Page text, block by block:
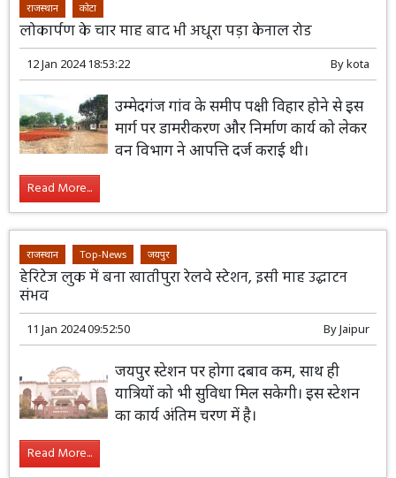
राजस्थान कोटा
लोकार्पण के चार माह बाद भी अधूरा पड़ा केनाल रोड
12 Jan 2024 18:53:22 Bykota
उम्मेदगंज गांव के समीप पक्षी विहार होने से इस
मार्ग पर डामरीकरण और निर्माण कार्य को लेकर
वन विभाग ने आपत्ति दर्ज कराई थी।
Read More...
राजस्थान Top-News जयपुर
हेरिटेज लुक में बना खातीपुरा रेलवे स्टेशन, इसी माह उद्घाटन
संभव
11 Jan 2024 09:52:50 ByJaipur
जयपुर स्टेशन पर होगा दबाव कम, साथ ही
यात्रियों को भी सुविधा मिल सकेगी। इस स्टेशन
का कार्य अंतिम चरण में है।
Read More...